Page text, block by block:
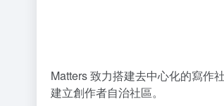
Matters 致力搭建去中心化的寫作
建立創作者自治社區。